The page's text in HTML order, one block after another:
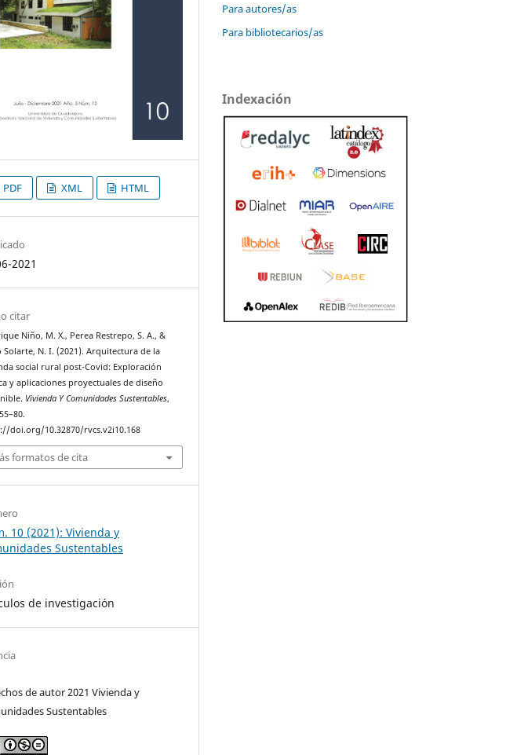
PDF XML HTML
2021
citar
Niño, M. X., Perea Restrepo, S. A., &
Solarte, N. I. (2021). Arquitectura de la
social rural post-Covid: Exploración
y aplicaciones proyectuales de diseño
Vivienda Y Comunidades Sustentables,
doi.org/10.32870/rvcs.v2i10.168
formatos de cita
10 (2021): Vivienda y
Sustentables
de investigación
de autor 2021 Vivienda y
Sustentables
Para autores/as
Para bibliotecarios/as
Indexación